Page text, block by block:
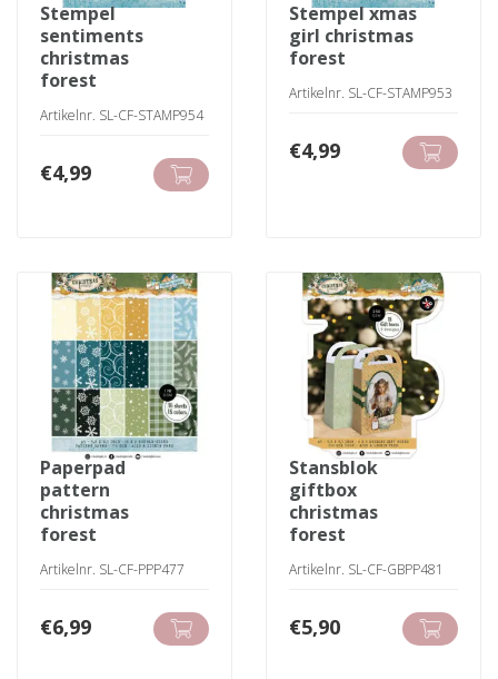
stempel
sentiments
christmas
forest
Artikelnr. SL-CF-STAMP954
€4,99
stempel xmas
girl christmas
forest
Artikelnr. SL-CF-STAMP953
€4,99
paperpad
pattern
christmas
forest
Artikelnr. SL-CF-PPP477
€6,99
stansblok
giftbox
christmas
forest
Artikelnr. SL-CF-GBPP481
€5,90